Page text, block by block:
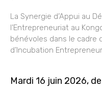
La Synergie d’Appui au
l’Entrepreneuriat au
bénévoles dans le cadre
d’Incubation
Mardi 16 juin 2026,